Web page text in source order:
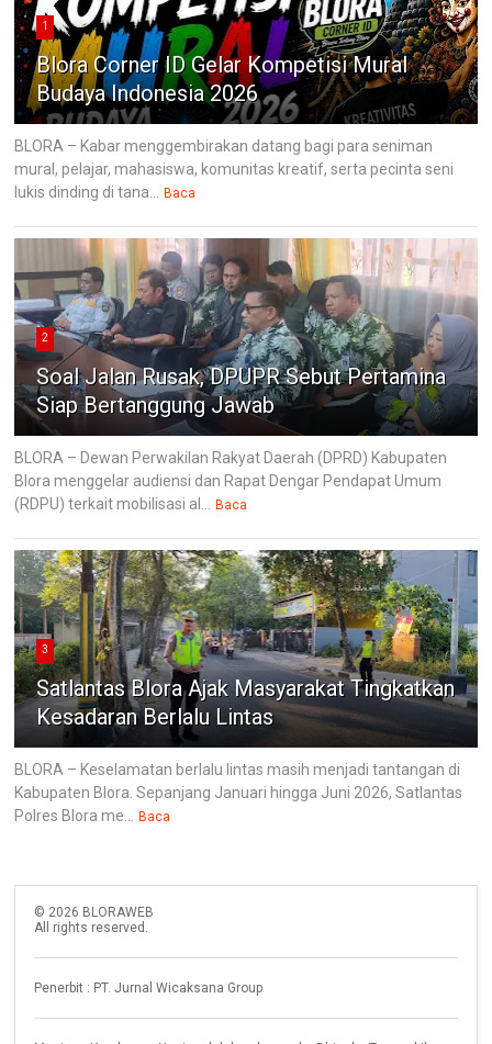
1
Blora Corner ID Gelar Kompetisi Mural
Budaya Indonesia 2026
BLORA – Kabar menggembirakan datang bagi para seniman
mural, pelajar, mahasiswa, komunitas kreatif, serta pecinta seni
lukis dinding di tana...
Baca
2
Soal Jalan Rusak, DPUPR Sebut Pertamina
Siap Bertanggung Jawab
BLORA – Dewan Perwakilan Rakyat Daerah (DPRD) Kabupaten
Blora menggelar audiensi dan Rapat Dengar Pendapat Umum
(RDPU) terkait mobilisasi al...
Baca
3
Satlantas Blora Ajak Masyarakat Tingkatkan
Kesadaran Berlalu Lintas
BLORA – Keselamatan berlalu lintas masih menjadi tantangan di
Kabupaten Blora. Sepanjang Januari hingga Juni 2026, Satlantas
Polres Blora me...
Baca
© 2026 BLORAWEB
All rights reserved.
Penerbit : PT. Jurnal Wicaksana Group